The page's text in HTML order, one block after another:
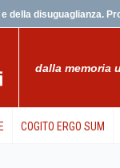
della disuguaglianza.
dalla memoria
COGITO ERGO SUM